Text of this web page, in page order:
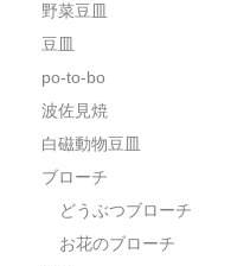
野菜豆皿
豆皿
po-to-bo
波佐見焼
白磁動物豆皿
ブローチ
どうぶつブローチ
お花のブローチ